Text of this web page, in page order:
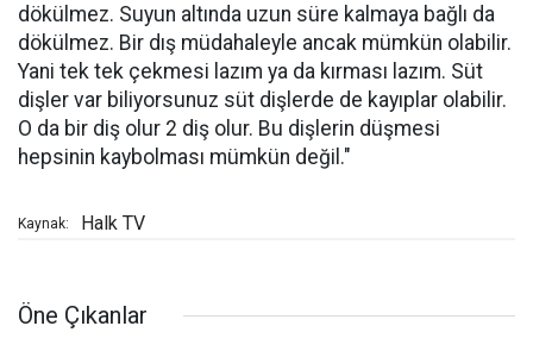
dökülmez. Suyun altında uzun süre kalmaya bağlı da
dökülmez. Bir dış müdahaleyle ancak mümkün olabilir.
Yani tek tek çekmesi lazım ya da kırması lazım. Süt
dişler var biliyorsunuz süt dişlerde de kayıplar olabilir.
O da bir diş olur 2 diş olur. Bu dişlerin düşmesi
hepsinin kaybolması mümkün değil."
Kaynak: Halk TV
Öne Çıkanlar